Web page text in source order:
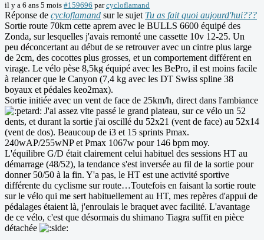
il y a 6 ans 5 mois #159696 parcycloflamand
Réponse de cycloflamand sur le sujet Tu as fait quoi aujourd'hui???
Sortie route 70km cette aprem avec le BULLS 6600 équipé des
Zonda, sur lesquelles j'avais remonté une cassette 10v 12-25. Un
peu déconcertant au début de se retrouver avec un cintre plus large
de 2cm, des cocottes plus grosses, et un comportement différent en
virage. Le vélo pèse 8,5kg équipé avec les BePro, il est moins facile
à relancer que le Canyon (7,4 kg avec les DT Swiss spline 38
boyaux et pédales keo2max).
Sortie initiée avec un vent de face de 25km/h, direct dans l'ambiance
J'ai assez vite passé le grand plateau, sur ce vélo un 52
dents, et durant la sortie j'ai oscillé du 52x21 (vent de face) au 52x14
(vent de dos). Beaucoup de i3 et 15 sprints Pmax.
240wAP/255wNP et Pmax 1067w pour 146 bpm moy.
L'équilibre G/D était clairement celui habituel des sessions HT au
démarrage (48/52), la tendance s'est inversée au fil de la sortie pour
donner 50/50 à la fin. Y'a pas, le HT est une activité sportive
différente du cyclisme sur route…Toutefois en faisant la sortie route
sur le vélo qui me sert habituellement au HT, mes repères d'appui de
pédalages étaient là, j'enroulais le braquet avec facilité. L'avantage
de ce vélo, c'est que désormais du shimano Tiagra suffit en pièce
détachée